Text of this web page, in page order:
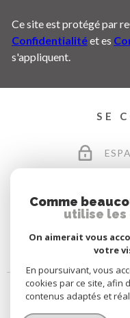
Ce site est protégé par
Confidentialitéet es
s'appliquent.
SE
Comme
utilise les
On aimerait vous
votre
En poursuivant, vous
cookies par ce site, afin
contenus adaptés et